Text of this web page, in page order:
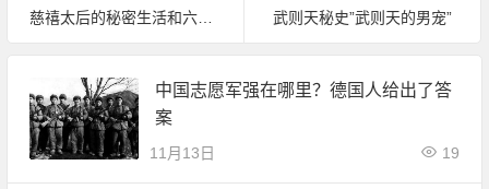
慈禧太后的秘密生活和六位男宠
武则天秘史”武则天的男宠”
中国志愿军强在哪里？德国人给出了答
案
11月13日 19